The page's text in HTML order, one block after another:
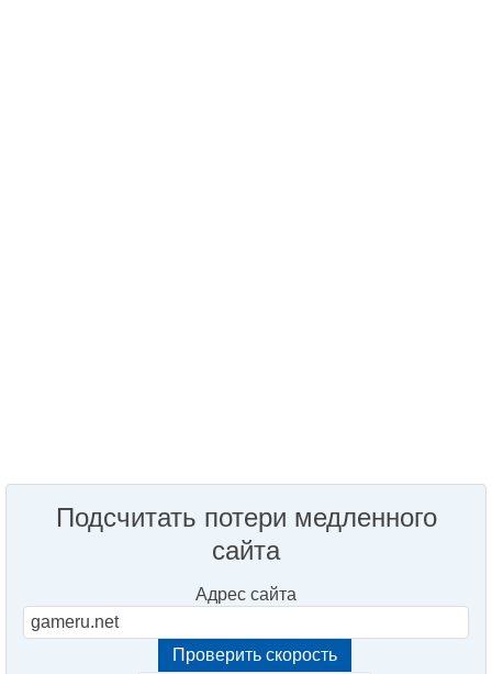
Подсчитать потери медленного
сайта
Адрес сайта